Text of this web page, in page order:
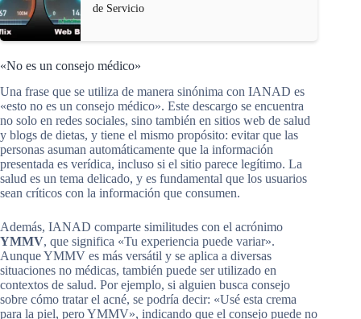
de Servicio
«No es un consejo médico»
Una frase que se utiliza de manera sinónima con IANAD es
«esto no es un consejo médico». Este descargo se encuentra
no solo en redes sociales, sino también en sitios web de salud
y blogs de dietas, y tiene el mismo propósito: evitar que las
personas asuman automáticamente que la información
presentada es verídica, incluso si el sitio parece legítimo. La
salud es un tema delicado, y es fundamental que los usuarios
sean críticos con la información que consumen.
Además, IANAD comparte similitudes con el acrónimo
YMMV, que significa «Tu experiencia puede variar».
Aunque YMMV es más versátil y se aplica a diversas
situaciones no médicas, también puede ser utilizado en
contextos de salud. Por ejemplo, si alguien busca consejo
sobre cómo tratar el acné, se podría decir: «Usé esta crema
para la piel, pero YMMV», indicando que el consejo puede no